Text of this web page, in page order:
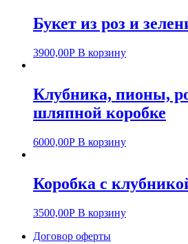
Букет из роз и
3900,00Р В корзину
Клубника, пионы,
шляпной коробке
6000,00Р В корзину
Коробка с
3500,00Р В корзину
Договор оферты